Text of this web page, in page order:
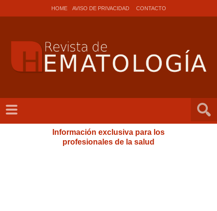
HOME AVISO DE PRIVACIDAD CONTACTO
Información exclusiva para los
profesionales de la salud